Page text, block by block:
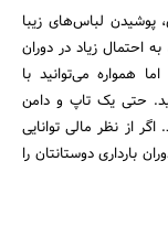
پوشیدن لباس‌های زیبا
احتمال زیاد در دوران
اما همواره می‌توانید با
حتی یک تاپ و دامن
از نظر مالی توانایی
بارداری دوستانتان را